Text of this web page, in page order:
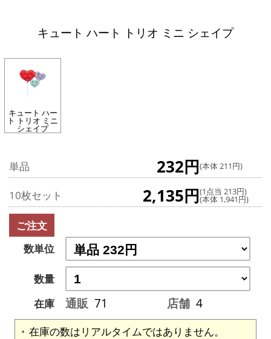
キュート ハート トリオ ミニ シェイプ
キュート ハー
ト トリオ ミニ
シェイプ
単品 232円(本体 211円)
10枚セット 2,135円(1点当 213円)
(本体 1,941円)
ご注文
数単位
数量
在庫
通販 71 店舗 4
在庫の数はリアルタイムではありません。